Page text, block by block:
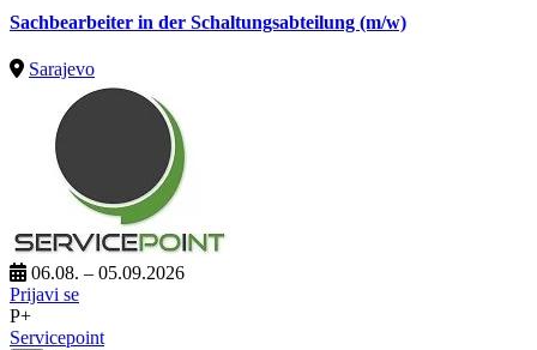
Sachbearbeiter in der Schaltungsabteilung (m/w)
Sarajevo
06.08. – 05.09.2026
Prijavi se
P+
Servicepoint